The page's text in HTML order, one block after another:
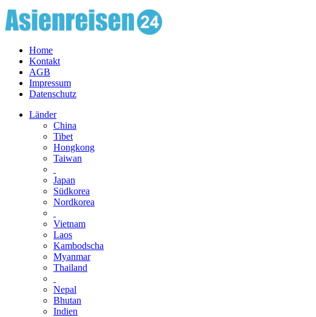
Home
Kontakt
AGB
Impressum
Datenschutz
Länder
China
Tibet
Hongkong
Taiwan
Japan
Südkorea
Nordkorea
Vietnam
Laos
Kambodscha
Myanmar
Thailand
Nepal
Bhutan
Indien